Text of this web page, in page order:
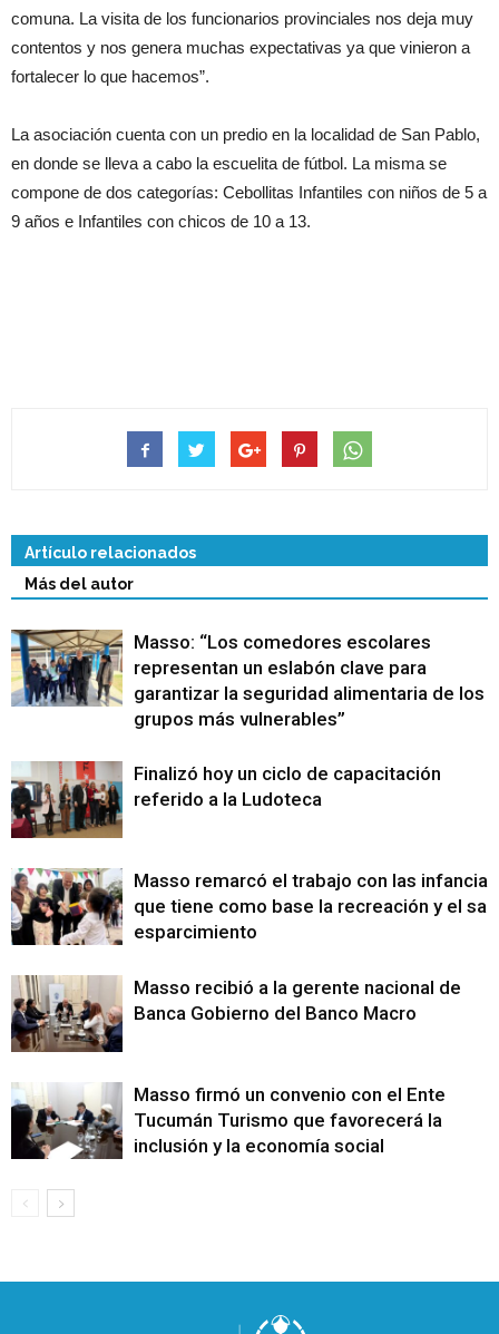
comuna. La visita de los funcionarios provinciales nos deja muy
contentos y nos genera muchas expectativas ya que vinieron a
fortalecer lo que hacemos”.
La asociación cuenta con un predio en la localidad de San Pablo,
en donde se lleva a cabo la escuelita de fútbol. La misma se
compone de dos categorías: Cebollitas Infantiles con niños de 5 a
9 años e Infantiles con chicos de 10 a 13.
Artículo relacionados
Más del autor
Masso: “Los comedores escolares
representan un eslabón clave para
garantizar la seguridad alimentaria de los
grupos más vulnerables”
Finalizó hoy un ciclo de capacitación
referido a la Ludoteca
Masso remarcó el trabajo con las infancias
que tiene como base la recreación y el
esparcimiento
Masso recibió a la gerente nacional de
Banca Gobierno del Banco Macro
Masso firmó un convenio con el Ente
Tucumán Turismo que favorecerá la
inclusión y la economía social